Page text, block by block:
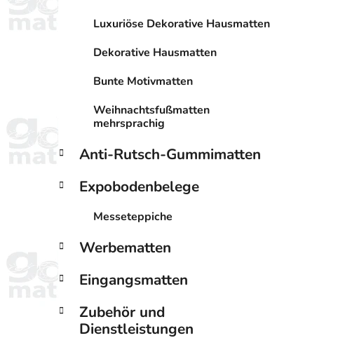
Luxuriöse Dekorative Hausmatten
Dekorative Hausmatten
Bunte Motivmatten
Weihnachtsfußmatten
mehrsprachig
Anti-Rutsch-Gummimatten
Expobodenbelege
Messeteppiche
Werbematten
Eingangsmatten
Zubehör und
Dienstleistungen